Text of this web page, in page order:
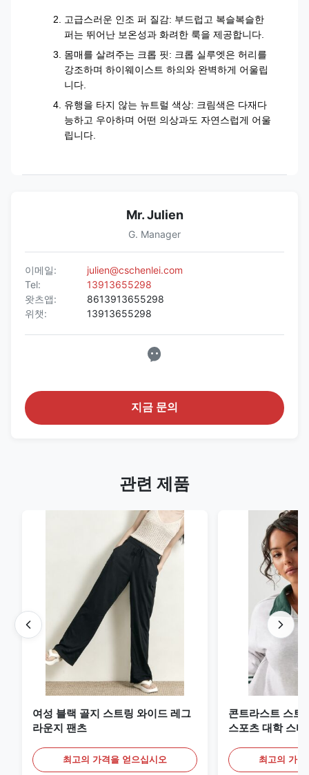
고급스러운 인조 퍼 질감: 부드럽고 복슬복슬한
퍼는 뛰어난 보온성과 화려한 룩을 제공합니다.
몸매를 살려주는 크롭 핏: 크롭 실루엣은 허리를
강조하며 하이웨이스트 하의와 완벽하게 어울립
니다.
유행을 타지 않는 뉴트럴 색상: 크림색은 다재다
능하고 우아하며 어떤 의상과도 자연스럽게 어울
립니다.
Mr. Julien
G. Manager
이메일:
julien@cschenlei.com
Tel:
13913655298
왓츠앱:
8613913655298
위챗:
13913655298
지금 문의
관련 제품
여성 블랙 골지 스트링 와이드 레그
라운지 팬츠
최고의 가격을 얻으십시오
콘트라스트 스트
스포츠 대학 스
최고의 가